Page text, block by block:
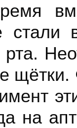
стали
рта.
щётки.
на